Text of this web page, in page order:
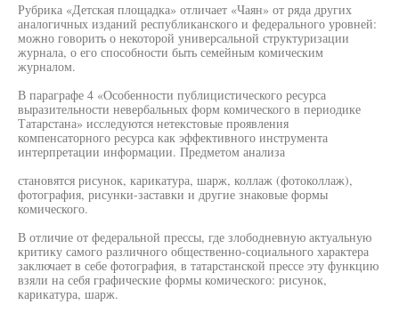
Рубрика «Детская площадка» отличает «Чаян» от ряда других
аналогичных изданий республиканского и федерального уровней:
можно говорить о некоторой универсальной структуризации
журнала, о его способности быть семейным комическим
журналом.
В параграфе 4 «Особенности публицистического ресурса
выразительности невербальных форм комического в периодике
Татарстана» исследуются нетекстовые проявления
компенсаторного ресурса как эффективного инструмента
интерпретации информации. Предметом анализа
становятся рисунок, карикатура, шарж, коллаж (фотоколлаж),
фотография, рисунки-заставки и другие знаковые формы
комического.
В отличие от федеральной прессы, где злободневную актуальную
критику самого различного общественно-социального характера
заключает в себе фотография, в татарстанской прессе эту функцию
взяли на себя графические формы комического: рисунок,
карикатура, шарж.